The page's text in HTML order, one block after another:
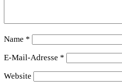
Name *
E-Mail-Adresse *
Website